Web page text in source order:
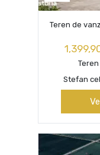
Teren de
Stefan